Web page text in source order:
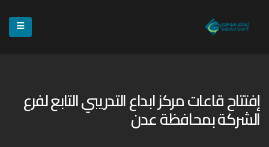
إفتتاح قاعات مركز ابداع التدريبي التابع لفرع
الشركة بمحافظة عدن